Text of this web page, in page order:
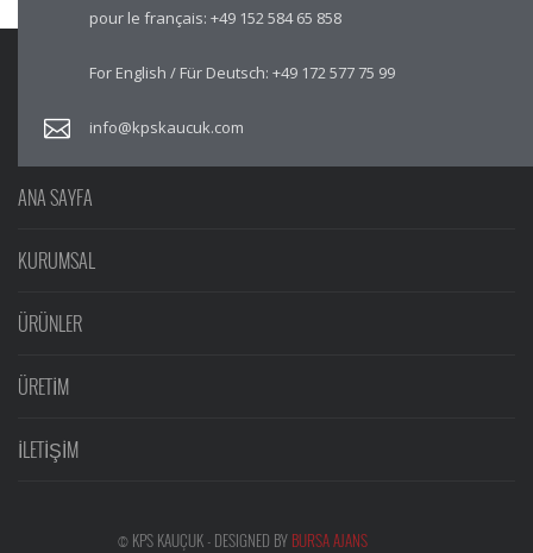
pour le français: +49 152 584 65 858
For English / Für Deutsch: +49 172 577 75 99
info@kpskaucuk.com
ANA SAYFA
KURUMSAL
ÜRÜNLER
ÜRETİM
İLETİŞİM
© KPS KAUÇUK - DESIGNED BY BURSA AJANS